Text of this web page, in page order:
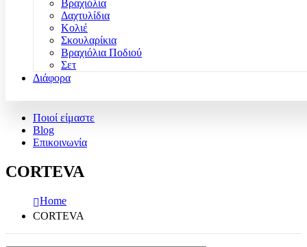
Βραχιόλια
Δαχτυλίδια
Κολιέ
Σκουλαρίκια
Βραχιόλια Ποδιού
Σετ
Διάφορα
Ποιοί είμαστε
Blog
Επικοινωνία
CORTEVA
Home
CORTEVA